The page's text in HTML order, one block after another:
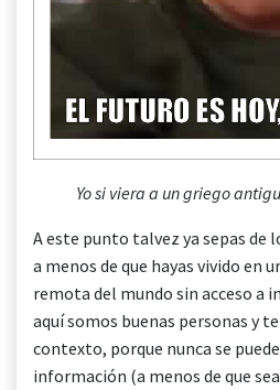
Yo si viera a un griego
A este punto talvez ya sepas de
a menos de que hayas vivido en
remota del mundo sin acceso a
aquí somos buenas personas y
contexto, porque nunca se
información (a menos de que